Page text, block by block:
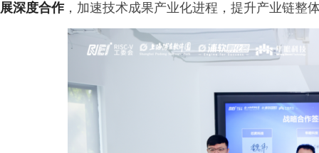
展深度合作，加速技术成果产业化进程，提升产业链整